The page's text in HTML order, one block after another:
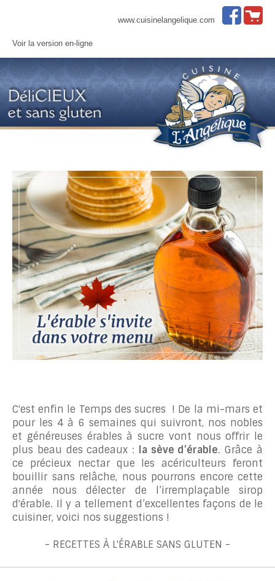
www.cuisinelangelique.com
Voir la version en-ligne
C'est enfin le Temps des sucres ! De la mi-mars et
pour les 4 à 6 semaines qui suivront, nos nobles
et généreuses érables à sucre vont nous offrir le
plus beau des cadeaux :
la sève d’érable. Grâce à
ce précieux nectar que les acériculteurs feront
bouillir sans relâche, nous pourrons encore cette
année nous délecter de l’irremplaçable sirop
d'érable. Il y a tellement d’excellentes façons de le
cuisiner, voici nos suggestions !
- RECETTES À L'ÉRABLE SANS GLUTEN -